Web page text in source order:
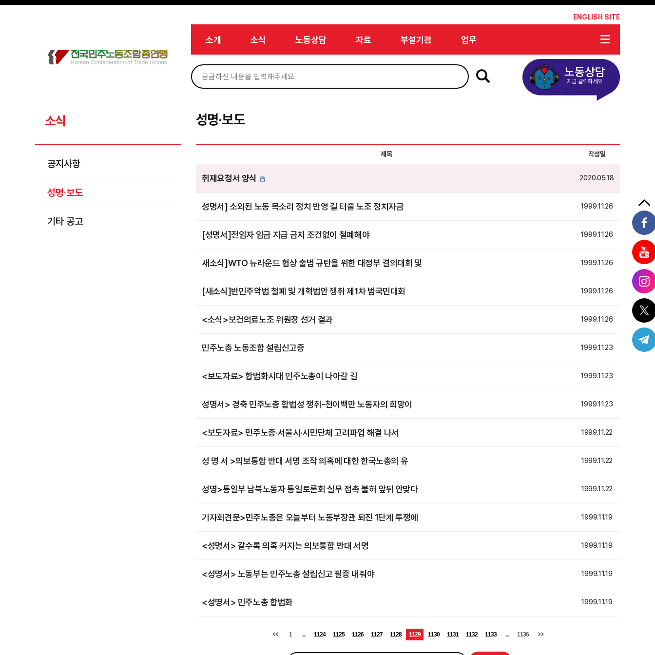
메뉴 건너뛰기
ENGLISH SITE
소개 소식 노동상담 자료 부설기관 업무
노동상담
지금 클릭하세요
소식
공지사항
성명·보도
기타 공고
성명·보도
제목 작성일
취재요청서 양식 2020.05.18
성명서] 소외된 노동 목소리 정치 반영 길 터줄 노조 정치자금 1999.11.26
[성명서]전임자 임금 지급 금지 조건없이 철폐해야 1999.11.26
새소식]WTO 뉴라운드 협상 출범 규탄을 위한 대정부 결의대회 및 1999.11.26
[새소식]반민주악법 철폐 및 개혁법안 쟁취 제1차 범국민대회 1999.11.26
<소식>보건의료노조 위원장 선거 결과 1999.11.26
민주노총 노동조합 설립신고증 1999.11.23
<보도자료> 합법화시대 민주노총이 나아갈 길 1999.11.23
성명서> 경축 민주노총 합법성 쟁취-천이백만 노동자의 희망이 1999.11.23
<보도자료> 민주노총·서울시·시민단체 고려파업 해결 나서 1999.11.22
성 명 서 >의보통합 반대 서명 조작 의혹에 대한 한국노총의 유 1999.11.22
성명>통일부 남북노동자 통일토론회 실무 접촉 불허 앞뒤 안맞다 1999.11.22
기자회견문>민주노총은 오늘부터 노동부장관 퇴진 1단계 투쟁에 1999.11.19
<성명서> 갈수록 의혹 커지는 의보통합 반대 서명 1999.11.19
<성명서> 노동부는 민주노총 설립신고 필증 내줘야 1999.11.19
<성명서> 민주노총 합법화 1999.11.19
1 ... 1124 1125 1126 1127 1128 1129 1130 1131 1132 1133 ... 1136
Sketchbook5, 스케치북5